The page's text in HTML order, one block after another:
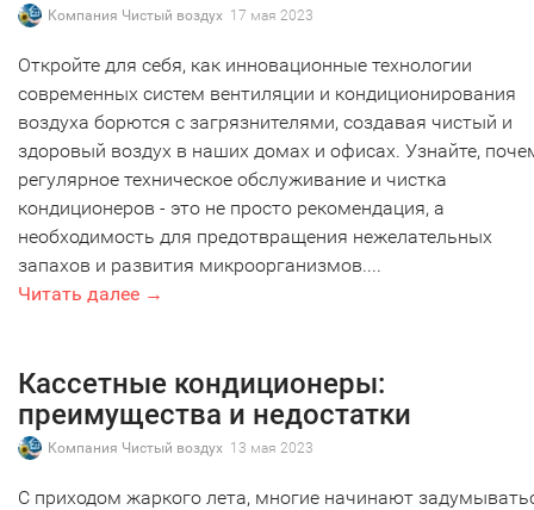
Компания Чистый воздух 17 мая 2023
Откройте для себя, как инновационные технологии
современных систем вентиляции и кондиционирования
воздуха борются с загрязнителями, создавая чистый и
здоровый воздух в наших домах и офисах. Узнайте,
регулярное техническое обслуживание и чистка
кондиционеров - это не просто рекомендация, а
необходимость для предотвращения нежелательных
запахов и развития микроорганизмов....
Читать далее →
Кассетные кондиционеры:
преимущества и недостатки
Компания Чистый воздух 13 мая 2023
С приходом жаркого лета, многие начинают